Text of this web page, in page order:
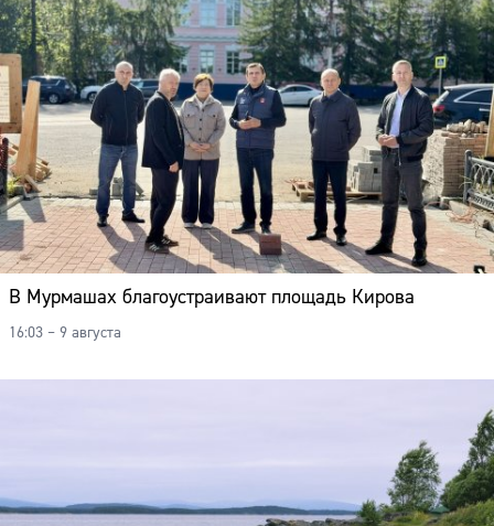
В Мурмашах благоустраивают площадь Кирова
16:03 – 9 августа